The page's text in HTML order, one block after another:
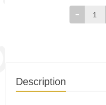
Description